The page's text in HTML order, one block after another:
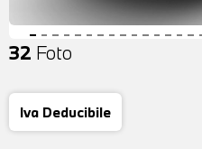
32 Foto
Iva Deducibile